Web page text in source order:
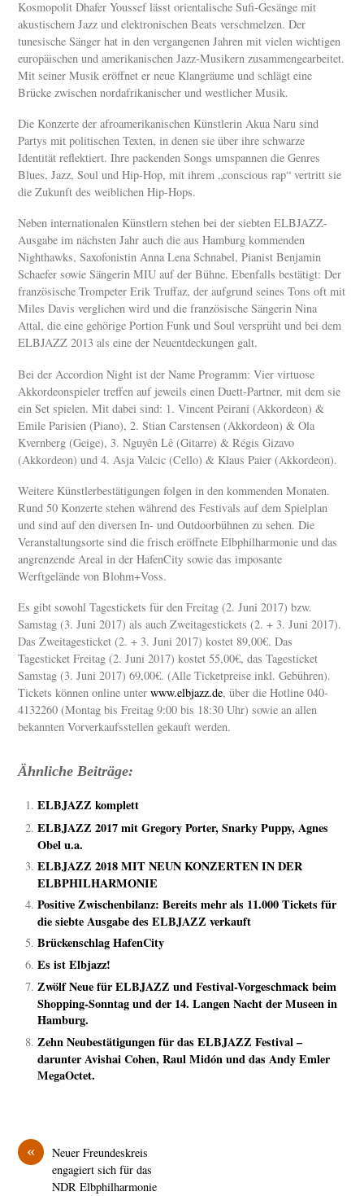
Kosmopolit Dhafer Youssef lässt orientalische Sufi-Gesänge mit
akustischem Jazz und elektronischen Beats verschmelzen. Der
tunesische Sänger hat in den vergangenen Jahren mit vielen wichtigen
europäischen und amerikanischen Jazz-Musikern zusammengearbeitet.
Mit seiner Musik eröffnet er neue Klangräume und schlägt eine
Brücke zwischen nordafrikanischer und westlicher Musik.
Die Konzerte der afroamerikanischen Künstlerin Akua Naru sind
Partys mit politischen Texten, in denen sie über ihre schwarze
Identität reflektiert. Ihre packenden Songs umspannen die Genres
Blues, Jazz, Soul und Hip-Hop, mit ihrem „conscious rap“ vertritt sie
die Zukunft des weiblichen Hip-Hops.
Neben internationalen Künstlern stehen bei der siebten ELBJAZZ-
Ausgabe im nächsten Jahr auch die aus Hamburg kommenden
Nighthawks, Saxofonistin Anna Lena Schnabel, Pianist Benjamin
Schaefer sowie Sängerin MIU auf der Bühne. Ebenfalls bestätigt: Der
französische Trompeter Erik Truffaz, der aufgrund seines Tons oft mit
Miles Davis verglichen wird und die französische Sängerin Nina
Attal, die eine gehörige Portion Funk und Soul versprüht und bei dem
ELBJAZZ 2013 als eine der Neuentdeckungen galt.
Bei der Accordion Night ist der Name Programm: Vier virtuose
Akkordeonspieler treffen auf jeweils einen Duett-Partner, mit dem sie
ein Set spielen. Mit dabei sind: 1. Vincent Peirani (Akkordeon) &
Emile Parisien (Piano), 2. Stian Carstensen (Akkordeon) & Ola
Kvernberg (Geige), 3. Nguyên Lê (Gitarre) & Régis Gizavo
(Akkordeon) und 4. Asja Valcic (Cello) & Klaus Paier (Akkordeon).
Weitere Künstlerbestätigungen folgen in den kommenden Monaten.
Rund 50 Konzerte stehen während des Festivals auf dem Spielplan
und sind auf den diversen In- und Outdoorbühnen zu sehen. Die
Veranstaltungsorte sind die frisch eröffnete Elbphilharmonie und das
angrenzende Areal in der HafenCity sowie das imposante
Werftgelände von Blohm+Voss.
Es gibt sowohl Tagestickets für den Freitag (2. Juni 2017) bzw.
Samstag (3. Juni 2017) als auch Zweitagestickets (2. + 3. Juni 2017).
Das Zweitagesticket (2. + 3. Juni 2017) kostet 89,00€. Das
Tagesticket Freitag (2. Juni 2017) kostet 55,00€, das Tagesticket
Samstag (3. Juni 2017) 69,00€. (Alle Ticketpreise inkl. Gebühren).
Tickets können online unterwww.elbjazz.de, über die Hotline 040-
4132260 (Montag bis Freitag 9:00 bis 18:30 Uhr) sowie an allen
bekannten Vorverkaufsstellen gekauft werden.
Ähnliche Beiträge:
ELBJAZZ komplett
ELBJAZZ 2017 mit Gregory Porter, Snarky Puppy, Agnes
Obel u.a.
ELBJAZZ 2018 MIT NEUN KONZERTEN IN DER
ELBPHILHARMONIE
Positive Zwischenbilanz: Bereits mehr als 11.000 Tickets für
die siebte Ausgabe des ELBJAZZ verkauft
Brückenschlag HafenCity
Es ist Elbjazz!
Zwölf Neue für ELBJAZZ und Festival-Vorgeschmack beim
Shopping-Sonntag und der 14. Langen Nacht der Museen in
Hamburg.
Zehn Neubestätigungen für das ELBJAZZ Festival –
darunter Avishai Cohen, Raul Midón und das Andy Emler
MegaOctet.
«
Neuer Freundeskreis
engagiert sich für das
NDR Elbphilharmonie